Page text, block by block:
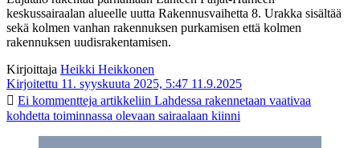
keskussairaalan alueelle uutta Rakennusvaihetta 8. Urakka sisältää
sekä kolmen vanhan rakennuksen purkamisen että kolmen
rakennuksen uudisrakentamisen.
Kirjoittaja Heikki Heikkonen
Kirjoitettu 11. syyskuuta 2025, 5:47 11.9.2025
Ei kommentteja artikkeliin Lahdessa rakennetaan vaativaa
kohdetta toiminnassa olevaan sairaalaan kiinni